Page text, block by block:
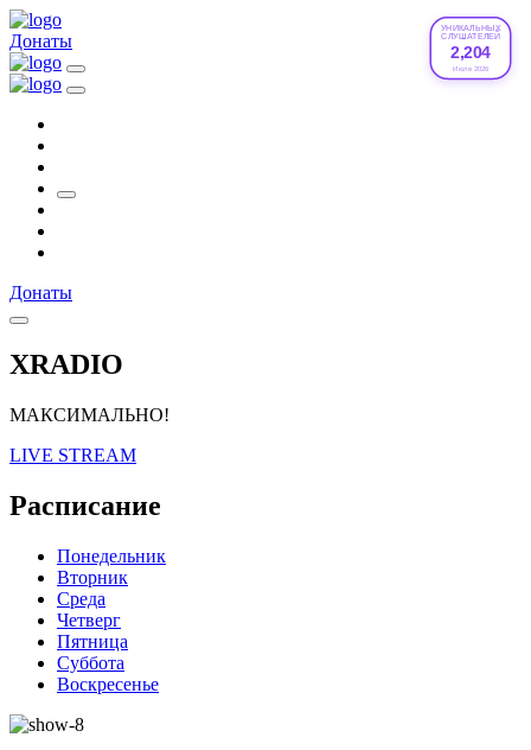
УНИКАЛЬНЫХ
СЛУШАТЕЛЕЙ
2,204
Июле 2026
Донаты
Донаты
XRADIO
МАКСИМАЛЬНО!
LIVE STREAM
Расписание
Понедельник
Вторник
Среда
Четверг
Пятница
Суббота
Воскресенье